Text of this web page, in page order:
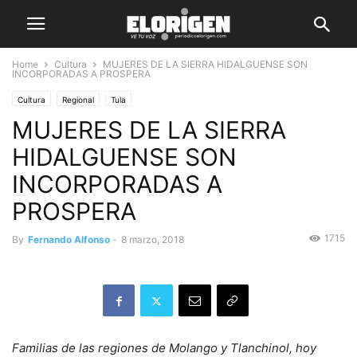
Home Cultura
MUJERES DE LA SIERRA HIDALGUENSE SON
INCORPORADAS A PROSPERA
Cultura Regional Tula
MUJERES DE LA SIERRA
HIDALGUENSE SON
INCORPORADAS A
PROSPERA
By Fernando Alfonso - 8 marzo, 2018 1715
Familias de las regiones de Molango y Tlanchinol, hoy